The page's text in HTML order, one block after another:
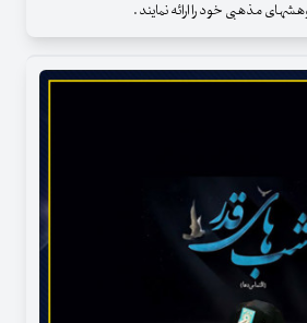
مذهبی خود را ارائه نمایند .